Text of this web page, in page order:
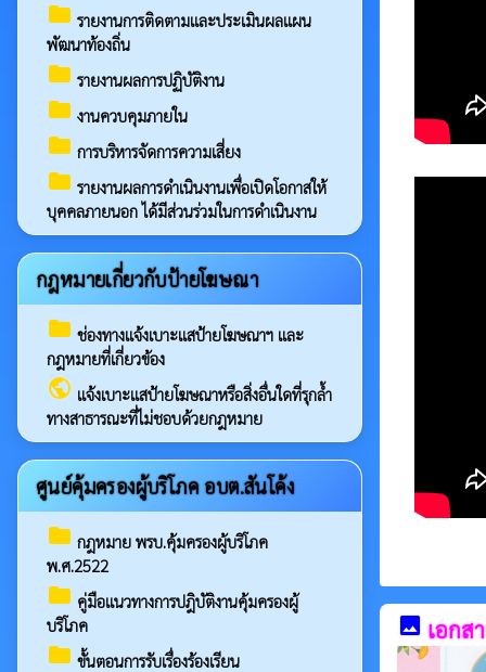
folder รายงานการติดตามและประเมินผลแผน
พัฒนาท้องถิ่น
folder รายงานผลการปฏิบัติงาน
folder งานควบคุมภายใน
folder การบริหารจัดการความเสี่ยง
folder รายงานผลการดำเนินงานเพื่อเปิดโอกาสให้
บุคคลภายนอก ได้มีส่วนร่วมในการดำเนินงาน
กฎหมายเกี่ยวกับป้ายโฆษณา
folder ช่องทางแจ้งเบาะแสป้ายโฆษณาฯ และ
กฎหมายที่เกี่ยวข้อง
public แจ้งเบาะแสป้ายโฆษณาหรือสิ่งอื่นใดที่รุกล้ำ
ทางสาธารณะที่ไม่ชอบด้วยกฎหมาย
ศูนย์คุ้มครองผู้บริโภค อบต.สันโค้ง
folder กฎหมาย พรบ.คุ้มครองผู้บริโภค
พ.ศ.2522
folder คู่มือแนวทางการปฎิบัติงานคุ้มครองผู้
บริโภค
folder ขั้นตอนการรับเรื่องร้องเรียน
image เอกส